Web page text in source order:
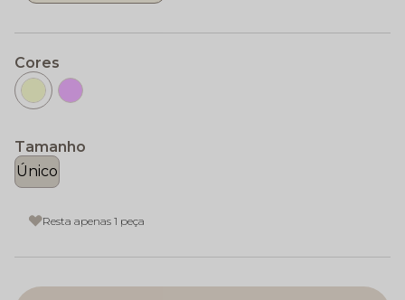
Cores
Tamanho
Único
Resta apenas 1 peça